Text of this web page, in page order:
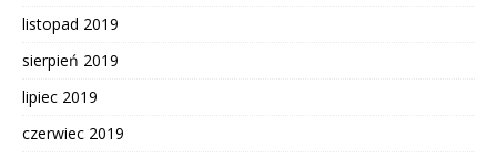
listopad 2019
sierpień 2019
lipiec 2019
czerwiec 2019